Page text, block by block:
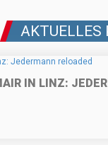
AKTUELLES
IN LINZ: